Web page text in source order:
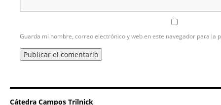
Guarda mi nombre, correo electrónico y web en este navegador para la
Cátedra Campos Trilnick